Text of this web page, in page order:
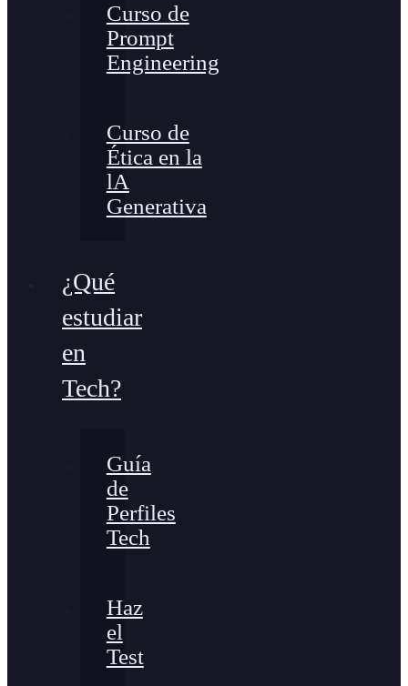
Curso de
Prompt
Engineering
Curso de
Ética en la
lA
Generativa
¿Qué
estudiar
en
Tech?
Guía
de
Perfiles
Tech
Haz
el
Test